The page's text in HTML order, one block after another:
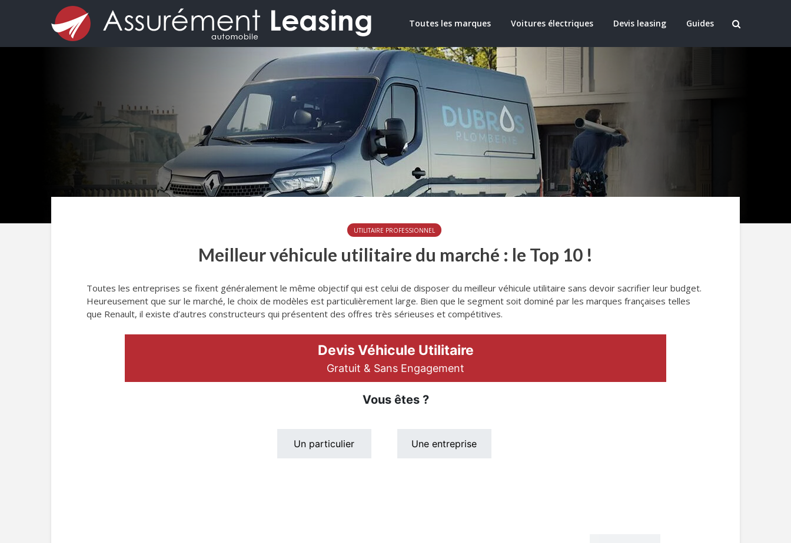
Toutes les marques Voitures électriques Devis leasing Guides
UTILITAIRE PROFESSIONNEL
Meilleur véhicule utilitaire du marché : le Top 10 !
Toutes les entreprises se fixent généralement le même objectif qui est celui de disposer du meilleur véhicule utilitaire sans devoir sacrifier leur budget.
Heureusement que sur le marché, le choix de modèles est particulièrement large. Bien que le segment soit dominé par les marques françaises telles
que Renault, il existe d’autres constructeurs qui présentent des offres très sérieuses et compétitives.